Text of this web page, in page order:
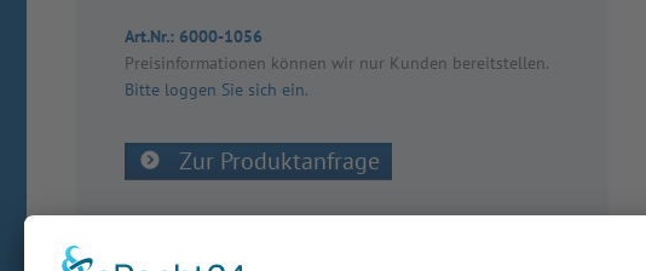
Art.Nr.: 6000-1056
Preis­in­for­ma­tio­nen kön­nen wir nur Kun­den bereit­stel­len.
Bitte loggen Sie sich ein.
Zur Produktanfrage